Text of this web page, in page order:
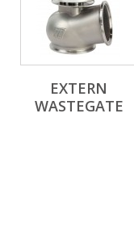
EXTERN
WASTEGATE